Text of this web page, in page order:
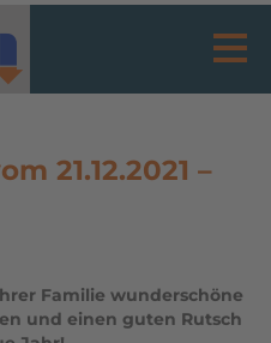
21.12.2021 –
Familie wunderschöne
und einen guten Rutsch